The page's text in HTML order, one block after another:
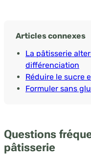
Articles connexes
La pâtisserie
différenciation
Réduire le sucre
Formuler sans
Questions
pâtisserie